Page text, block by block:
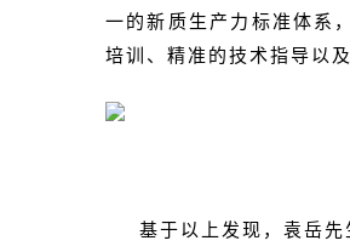
一的新质生产力标准体系
培训、精准的技术指导以
基于以上发现，袁岳先